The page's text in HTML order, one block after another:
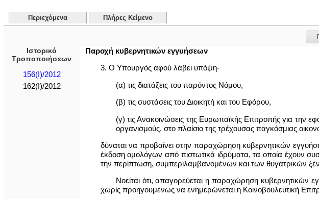
Περιεχόμενα Πλήρες Κείμενο
Ιστορικό
Τροποποιήσεων
156(I)/2012
162(I)/2012
Παροχή κυβερνητικών εγγυήσεων
3. O Υπουργός αφού λάβει υπόψη-
(α) τις διατάξεις του παρόντος Νόμου,
(β) τις συστάσεις του Διοικητή και του Εφόρου,
(γ) τις Ανακοινώσεις της Ευρωπαϊκής Επιτροπής για
οργανισμούς, στο πλαίσιο της τρέχουσας παγκόσμιας
δύναται να προβαίνει στην παραχώρηση κυβερνητικών
έκδοση ομολόγων από πιστωτικά ιδρύματα, τα οποία έχουν
την περίπτωση, συμπεριλαμβανομένων και των θυγατρικών
Νοείται ότι, απαγορεύεται η παραχώρηση κυβερνητικών
χωρίς προηγουμένως να ενημερώνεται η Κοινοβουλευτική